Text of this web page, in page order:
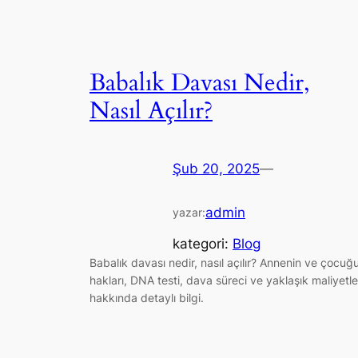
Babalık Davası Nedir,
Nasıl Açılır?
Şub 20, 2025—
yazar:admin
kategori: Blog
Babalık davası nedir, nasıl açılır? Annenin ve
hakları, DNA testi, dava süreci ve yaklaşık
hakkında detaylı bilgi.